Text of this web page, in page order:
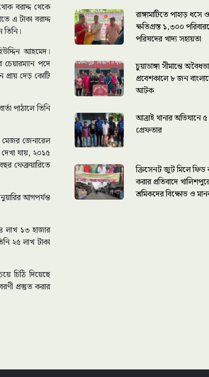
বরাদ্দ থেকে
এ টাকা বরাদ্দ
আহমেদ।
পদে
প্রায় দেড় কোটি
পাঠালে তিনি
মেজর জেনারেল
যায়, ২০১৫
ফেব্রুয়ারিতে
আগপর্যন্ত
লাখ ১৩ হাজার
২৫ লাখ টাকা
চিঠি দিয়েছে
প্রস্তুত করার
রাঙ্গামাটিতে পাহাড় ধসে
ক্ষতিগ্রস্ত ১,৩০০
পরিষদের খাদ্য সহায়তা
চুয়াডাঙ্গা সীমান্তে
প্রবেশকালে ৮ জন
আটক
আত্রাই থানার অভিযানে
গ্রেফতার
ক্রিসেনট জুট মিলে ফিড
করার প্রতিবাদে
শ্রমিকদের বিক্ষোভ ও